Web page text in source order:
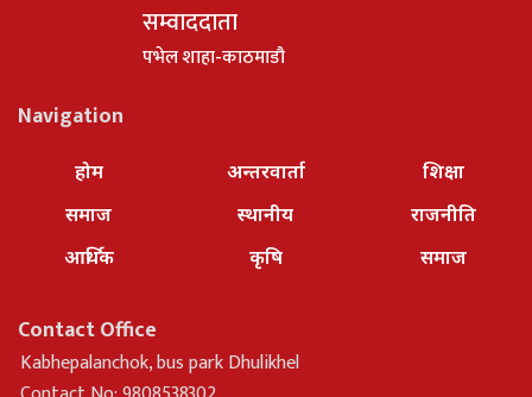
सम्वाददाता
पभेल शाहा-काठमाडौ
Navigation
होम
समाज
आर्थिक
अन्तरवार्ता
स्थानीय
कृषि
शिक्षा
राजनीति
समाज
Contact Office
Kabhepalanchok, bus park Dhulikhel